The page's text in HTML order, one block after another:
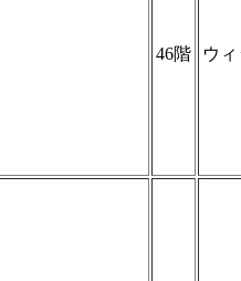
46階 ウ